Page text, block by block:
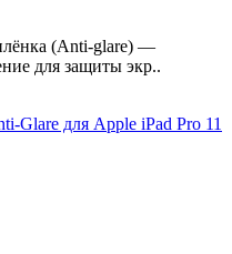
(Anti-glare) —
для защиты экр..